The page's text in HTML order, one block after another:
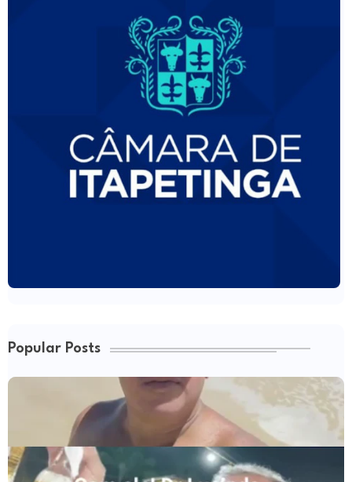
Popular Posts